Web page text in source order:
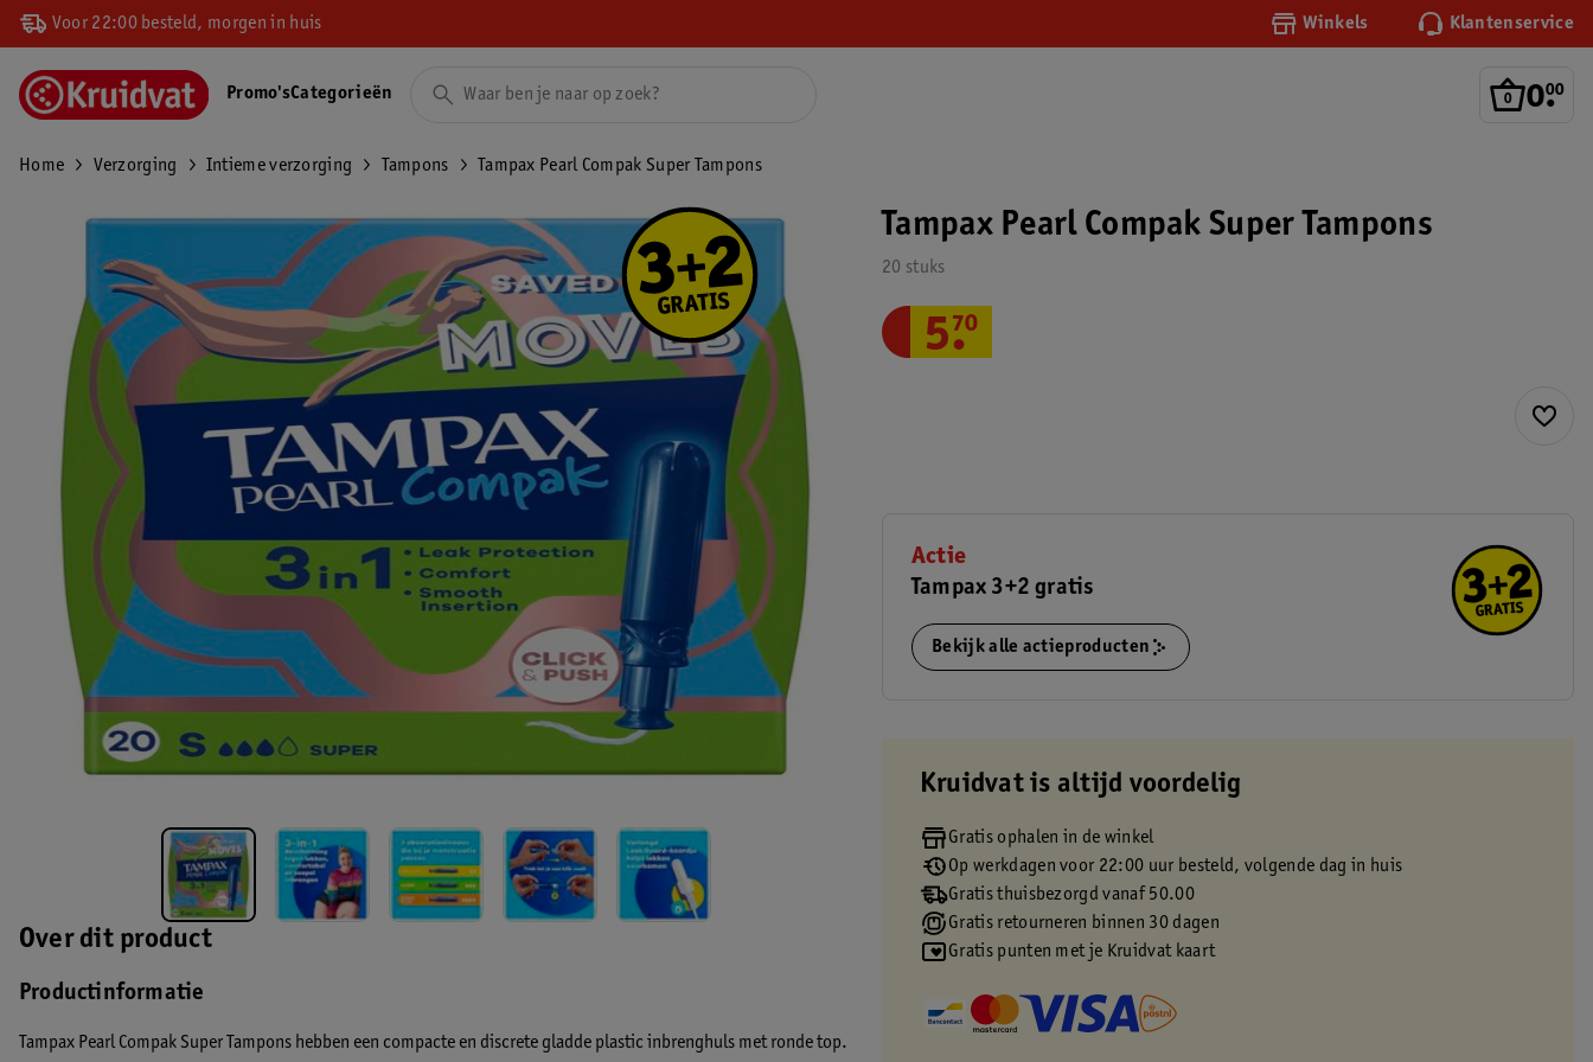
Voor 22:00 besteld, morgen in huis Winkels Klantenservice
0.
00
Promo'sCategorieën
Home Verzorging Intieme verzorging Tampons Tampax Pearl Compak Super Tampons
Over dit product
Productinformatie
Tampax Pearl Compak Super Tampons hebben een compacte en discrete gladde plastic inbrenghuls met ronde top.
Tampax Pearl Compak Super Tampons
20 stuks
5.
70
Actie
Tampax 3+2 gratis
Bekijk alle actieproducten
Kruidvat is altijd voordelig
Gratis ophalen in de winkel
Op werkdagen voor 22:00 uur besteld, volgende dag in huis
Gratis thuisbezorgd vanaf 50.00
Gratis retourneren binnen 30 dagen
Gratis punten met je Kruidvat kaart